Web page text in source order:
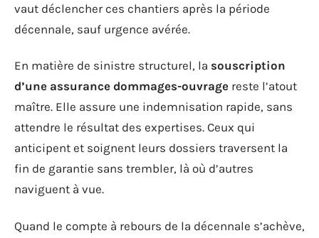
vaut déclencher ces chantiers après la période
décennale, sauf urgence avérée.
En matière de sinistre structurel, la souscription
d’une assurance dommages-ouvrage reste l’atout
maître. Elle assure une indemnisation rapide, sans
attendre le résultat des expertises. Ceux qui
anticipent et soignent leurs dossiers traversent la
fin de garantie sans trembler, là où d’autres
naviguent à vue.
Quand le compte à rebours de la décennale s’achève,